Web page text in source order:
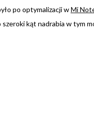
po optymalizacji wMi
kąt nadrabia w tym